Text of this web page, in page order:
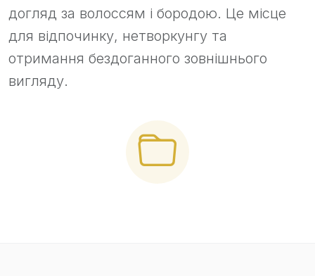
догляд за волоссям і бородою. Це місце
для відпочинку, нетворкунгу та
отримання бездоганного зовнішнього
вигляду.